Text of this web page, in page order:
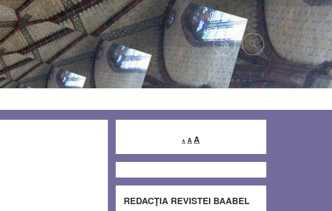
A
Decrease
font
A Reset
AIncrease
font
REDACŢIA REVISTEI BAABEL